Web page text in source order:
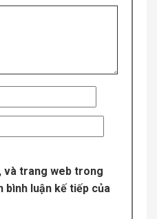
và trang web trong
bình luận kế tiếp của